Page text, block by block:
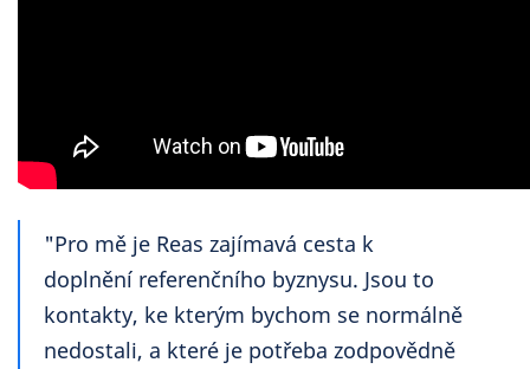
"Pro mě je Reas zajímavá cesta k
doplnění referenčního byznysu. Jsou to
kontakty, ke kterým bychom se normálně
nedostali, a které je potřeba zodpovědně